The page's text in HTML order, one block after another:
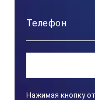
Шероховатость
Нажимая кнопку